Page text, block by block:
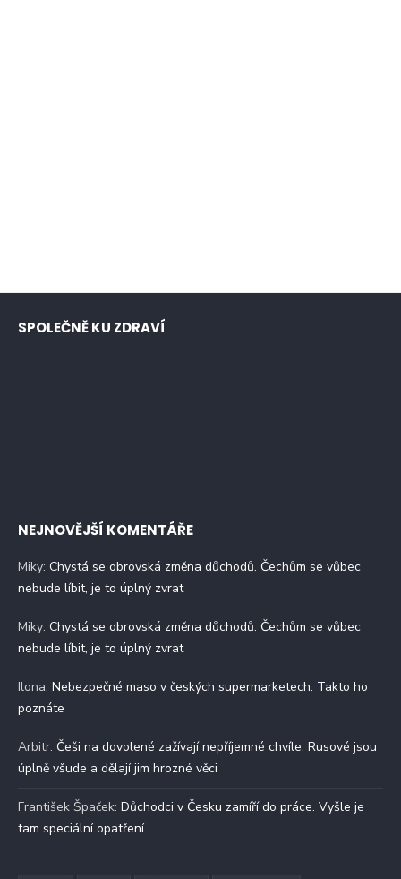
SPOLEČNĚ KU ZDRAVÍ
NEJNOVĚJŠÍ KOMENTÁŘE
Miky: Chystá se obrovská změna důchodů. Čechům se vůbec
nebude líbit, je to úplný zvrat
Miky: Chystá se obrovská změna důchodů. Čechům se vůbec
nebude líbit, je to úplný zvrat
Ilona: Nebezpečné maso v českých supermarketech. Takto ho
poznáte
Arbitr: Češi na dovolené zažívají nepříjemné chvíle. Rusové jsou
úplně všude a dělají jim hrozné věci
František Špaček: Důchodci v Česku zamíří do práce. Vyšle je
tam speciální opatření